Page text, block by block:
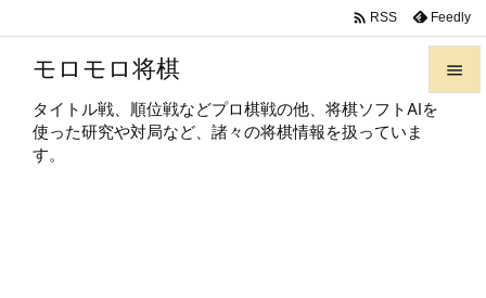
モロモロ将棋
タイトル戦、順位戦などプロ棋戦の他、将棋ソフトAIを
使った研究や対局など、諸々の将棋情報を扱っていま
す。

 RSS Feedly